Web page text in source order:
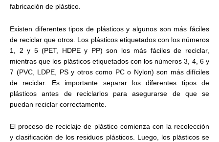
fabricación de plástico.
Existen diferentes tipos de plásticos y algunos son más fáciles
de reciclar que otros. Los plásticos etiquetados con los números
1, 2 y 5 (PET, HDPE y PP) son los más fáciles de reciclar,
mientras que los plásticos etiquetados con los números 3, 4, 6 y
7 (PVC, LDPE, PS y otros como PC o Nylon) son más difíciles
de reciclar. Es importante separar los diferentes tipos de
plásticos antes de reciclarlos para asegurarse de que se
puedan reciclar correctamente.
El proceso de reciclaje de plástico comienza con la recolección
y clasificación de los residuos plásticos. Luego, los plásticos se